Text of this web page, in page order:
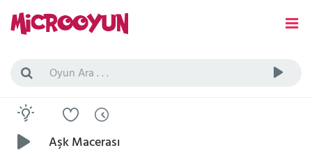
Aşk Macerası